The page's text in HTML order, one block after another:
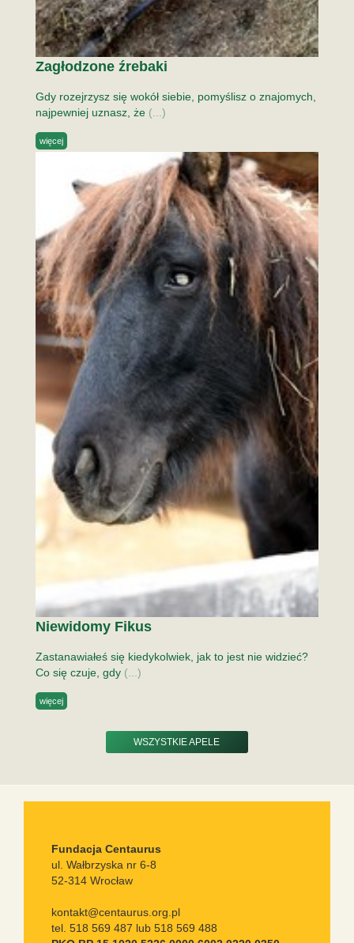
Zagłodzone źrebaki
Gdy rozejrzysz się wokół siebie, pomyślisz o znajomych,
najpewniej uznasz, że (...)
więcej
Niewidomy Fikus
Zastanawiałeś się kiedykolwiek, jak to jest nie widzieć?
Co się czuje, gdy (...)
więcej
WSZYSTKIE APELE
Fundacja Centaurus
ul. Wałbrzyska nr 6-8
52-314 Wrocław
kontakt@centaurus.org.pl
tel. 518 569 487 lub 518 569 488